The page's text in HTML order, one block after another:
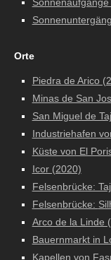
Orte
Piedra de Arico
Minas de San
San Miguel de
Industriehafen
Küste von El
Icor (2020)
Felsenbrücke:
Felsenbrücke:
Arco de la Linde
Bauernmarkt in
Kapellen von